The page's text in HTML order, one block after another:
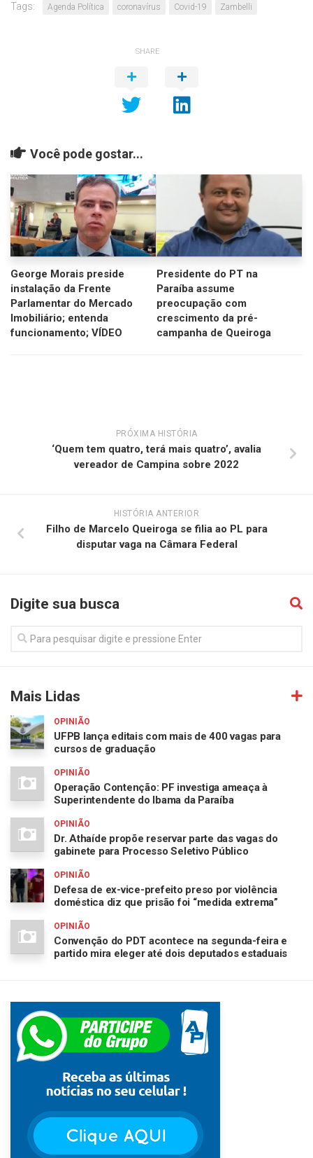
Tags: Agenda Política coronavírus Covid-19 Zambelli
SHARE
Você pode gostar...
George Morais preside
instalação da Frente
Parlamentar do Mercado
Imobiliário; entenda
funcionamento; VÍDEO
Presidente do PT na
Paraíba assume
preocupação com
crescimento da pré-
campanha de Queiroga
PRÓXIMA HISTÓRIA
‘Quem tem quatro, terá mais quatro’, avalia
vereador de Campina sobre 2022
HISTÓRIA ANTERIOR
Filho de Marcelo Queiroga se filia ao PL para
disputar vaga na Câmara Federal
Digite sua busca
Mais Lidas
OPINIÃO
UFPB lança editais com mais de 400 vagas para
cursos de graduação
OPINIÃO
Operação Contenção: PF investiga ameaça à
Superintendente do Ibama da Paraíba
OPINIÃO
Dr. Athaíde propõe reservar parte das vagas do
gabinete para Processo Seletivo Público
OPINIÃO
Defesa de ex-vice-prefeito preso por violência
doméstica diz que prisão foi “medida extrema”
OPINIÃO
Convenção do PDT acontece na segunda-feira e
partido mira eleger até dois deputados estaduais